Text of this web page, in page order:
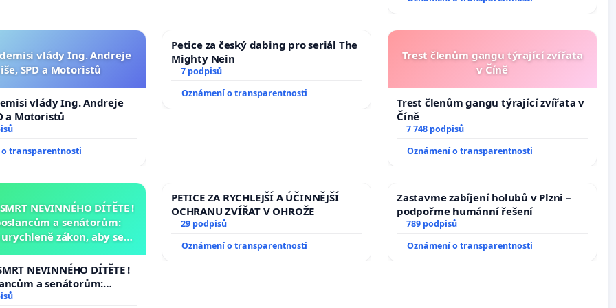
na přijetí usnesení k podání ústavní
vlády Ing. Andreje
SPD a Motoristů
vlády Ing. Andreje
a Motoristů
o transparentnosti
Petice za český dabing pro seriál The
Mighty Nein
7 podpisů
Oznámení o transparentnosti
Trest členům gangu týrající zvířata
v Číně
Trest členům gangu týrající zvířata v
Číně
7 748 podpisů
Oznámení o transparentnosti
NEVINNÉHO DÍTĚTE !
a senátorům:
zákon, aby se
opakovat!
NEVINNÉHO DÍTĚTE !
a senátorům:
zákon, aby se
PETICE ZA RYCHLEJŠÍ A ÚČINNĚJŠÍ
OCHRANU ZVÍŘAT V OHROŽE
29 podpisů
Oznámení o transparentnosti
Zastavme zabíjení holubů v Plzni –
podpořme humánní řešení
789 podpisů
Oznámení o transparentnosti